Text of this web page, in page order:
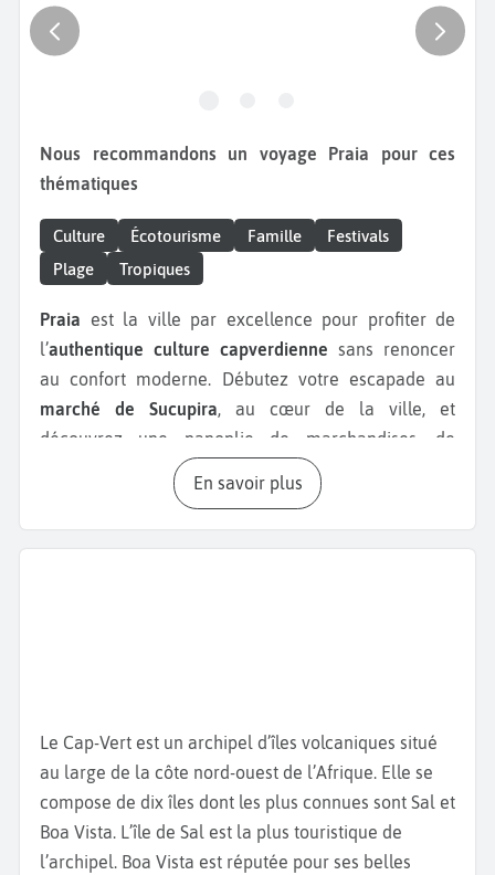
Nous recommandons un voyage Praia pour ces
thématiques
Culture Écotourisme Famille
Festivals
Plage
Tropiques
Praia est la ville par excellence pour profiter de
l’authentique culture capverdienne sans renoncer
au confort moderne. Débutez votre escapade au
marché de Sucupira, au cœur de la ville, et
découvrez une panoplie de marchandises, de
produits frais ou encore de vêtements traditionnels.
C’est l’endroit idéal pour acheter un souvenir de
votre voyage. Promenez-vous dans lequartier du
vous tenter par le snorkeling, la planche à voile ou
le kayak. Rendez-vous sur laplace Alexandre
Albuquerque, bordée de nombreusesmaisons
coloniales,pour profiter du rythme animé de la
capitale. Visitez le musée Amilcar Cabral, afin d’en
En savoir plus
Le Cap-Vert est un archipel d’îles volcaniques situé
au large de la côte nord-ouest de l’Afrique. Elle se
compose de dix îles dont les plus connues sont Sal et
Boa Vista. L’île de Sal est la plus touristique de
l’archipel. Boa Vista est réputée pour ses belles